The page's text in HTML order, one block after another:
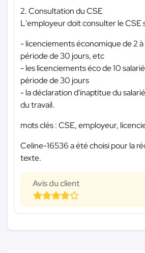
2. Consultation du CSE
L'employeur doit consulter le CSE
- licenciements économique de 2 à
période de 30 jours, etc
- les licenciements éco de 10
période de 30 jours
- la déclaration d'inaptitue du
du travail.
mots clés : CSE, employeur,
Celine-16536 a été choisi pour la
texte.
Avis du client